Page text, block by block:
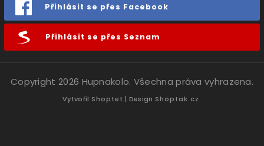
Přihlásit se přes Facebook
Přihlásit se přes Seznam
Copyright 2026 Hupnakolo. Všechna práva vyhrazena.
Vytvořil Shoptet | Design Shoptak.cz.